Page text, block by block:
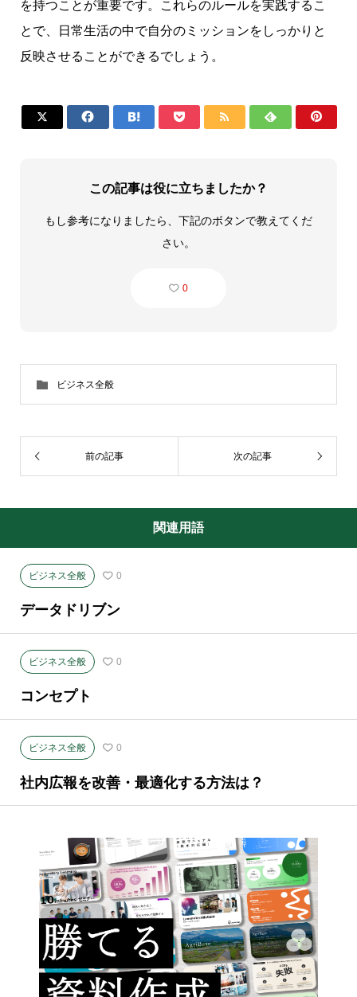
を持つことが重要です。これらのルールを実践するこ
とで、日常生活の中で自分のミッションをしっかりと
反映させることができるでしょう。
      
この記事は役に立ちましたか？
もし参考になりましたら、下記のボタンで教えてくだ
さい。
0
ビジネス全般
前の記事 次の記事
関連用語
ビジネス全般 0
データドリブン
ビジネス全般 0
コンセプト
ビジネス全般 0
社内広報を改善・最適化する方法は？